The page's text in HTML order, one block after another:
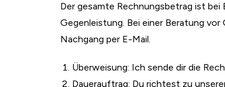
Der gesamte Rechnungsbetrag ist
Gegenleistung. Bei einer Beratung
Nachgang per E-Mail.
Überweisung: Ich sende dir die
Dauerauftrag: Du richtest zu